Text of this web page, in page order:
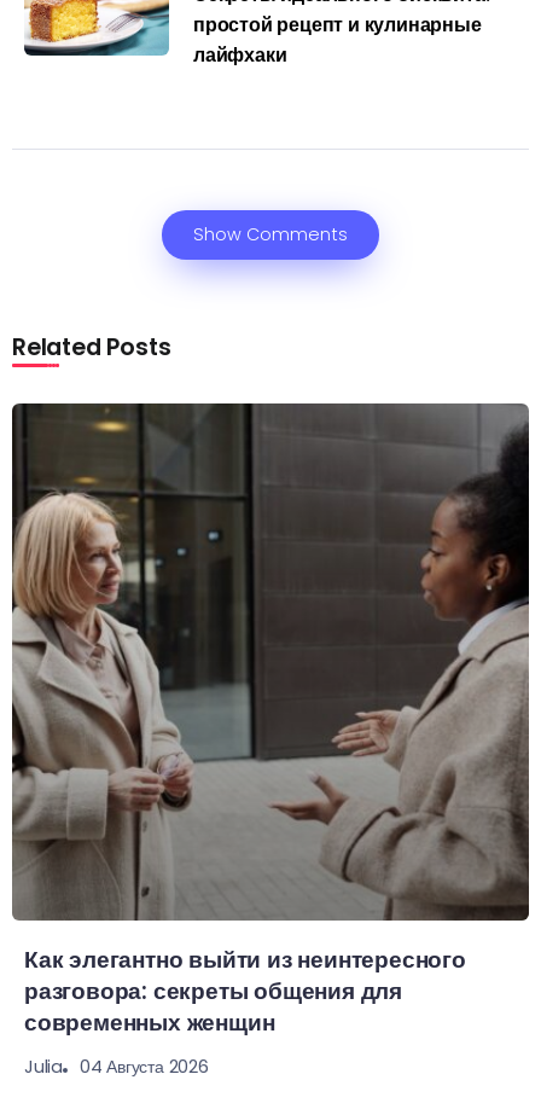
простой рецепт и кулинарные
лайфхаки
Show Comments
Related Posts
Как элегантно выйти из неинтересного
разговора: секреты общения для
современных женщин
Julia 04 Августа 2026